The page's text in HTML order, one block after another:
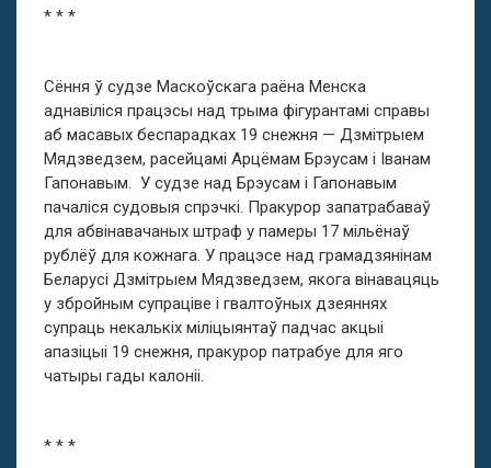
* * *
Сёння ў судзе Маскоўскага раёна Менска
аднавіліся працэсы над трыма фігурантамі справы
аб масавых беспарадках 19 снежня — Дзмітрыем
Мядзведзем, расейцамі Арцёмам Брэусам і Іванам
Гапонавым. У судзе над Брэусам і Гапонавым
пачаліся судовыя спрэчкі. Пракурор запатрабаваў
для абвінавачаных штраф у памеры 17 мільёнаў
рублёў для кожнага. У працэсе над грамадзянінам
Беларусі Дзмітрыем Мядзведзем, якога вінавацяць
у збройным супраціве і гвалтоўных дзеяннях
супраць некалькіх міліцыянтаў падчас акцыі
апазіцыі 19 снежня, пракурор патрабуе для яго
чатыры гады калоніі.
* * *